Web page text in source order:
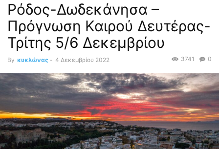
Ρόδος-Δωδεκάνησα –
Πρόγνωση Καιρού Δευτέρας-
Τρίτης 5/6 Δεκεμβρίου
By κυκλώνας - 4 Δεκεμβρίου 2022 0
3741